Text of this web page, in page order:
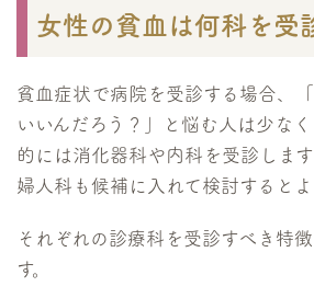
女性の貧血は何科を受
貧血症状で病院を受診する場合、
いいんだろう？」と悩む人は少な
的には消化器科や内科を受診しま
婦人科も候補に入れて検討するとよ
それぞれの診療科を受診すべき特
す。